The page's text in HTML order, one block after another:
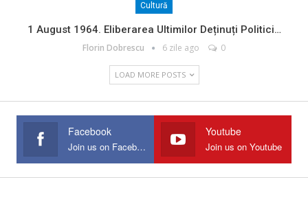
Cultură
1 August 1964. Eliberarea Ultimilor Deținuți Politici…
Florin Dobrescu 6 zile ago 0
LOAD MORE POSTS
Facebook
Join us on Facebook
Youtube
Join us on Youtube